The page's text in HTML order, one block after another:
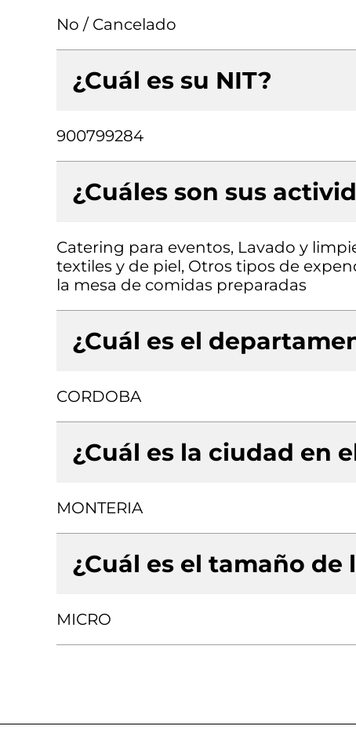
No / Cancelado
¿Cuál es su NIT?
900799284
¿Cuáles son sus
Catering para eventos, Lavado y
textiles y de piel, Otros tipos de
la mesa de comidas preparadas
¿Cuál es el
CORDOBA
¿Cuál es la ciudad en
MONTERIA
¿Cuál es el tamaño de
MICRO